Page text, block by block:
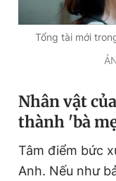
Tổng tài mới
Nhân vật
thành 'bà
Tâm điểm bức
Anh. Nếu như